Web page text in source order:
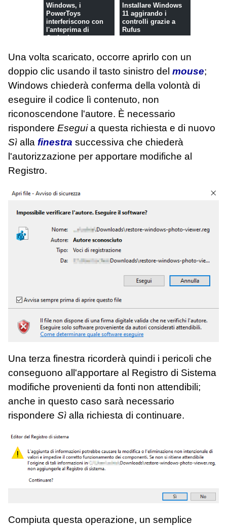
Windows, i
PowerToys
interferiscono con
l'anteprima di
Outlook
Installare Windows
11 aggirando i
controlli grazie a
Rufus
Una volta scaricato, occorre aprirlo con un
doppio clic usando il tasto sinistro del mouse;
Windows chiederà conferma della volontà di
eseguire il codice lì contenuto, non
riconoscendone l'autore. È necessario
rispondere Eseguia questa richiesta e di nuovo
Sì alla finestra successiva che chiederà
l'autorizzazione per apportare modifiche al
Registro.
Una terza finestra ricorderà quindi i pericoli che
conseguono all'apportare al Registro di Sistema
modifiche provenienti da fonti non attendibili;
anche in questo caso sarà necessario
rispondere Sì alla richiesta di continuare.
Compiuta questa operazione, un semplice